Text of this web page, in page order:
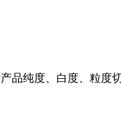
品纯度、白度、粒度